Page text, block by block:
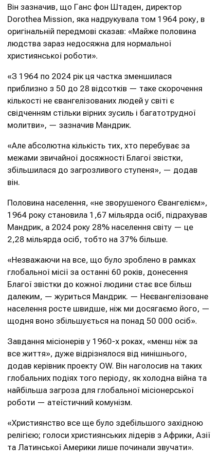
Він зазначив, що Ганс фон Штаден, директор
Dorothea Mission, яка надрукувала том 1964 року, в
оригінальній передмові сказав: «Майже половина
людства зараз недосяжна для нормальної
християнської роботи».
«З 1964 по 2024 рік ця частка зменшилася
приблизно з 50 до 28 відсотків — таке скорочення
кількості не євангелізованих людей у ​​світі є
свідченням стільки вірних зусиль і багатотрудної
молитви», — зазначив Мандрик.
«Але абсолютна кількість тих, хто перебуває за
межами звичайної досяжності Благої звістки,
збільшилася до загрозливого ступеня», — додав
він.
Половина населення, «не зворушеного Євангелієм»,
1964 року становила 1,67 мільярда осіб, підрахував
Мандрик, а 2024 року 28% населення світу — це
2,28 мільярда осіб, тобто на 37% більше.
«Незважаючи на все, що було зроблено в рамках
глобальної місії за останні 60 років, донесення
Благої звістки до кожної людини стає все більш
далеким, — журиться Мандрик. — Неєвангелізоване
населення росте швидше, ніж ми досягаємо його, —
щодня воно збільшується на понад 50 000 осіб».
Завдання місіонерів у 1960-х роках, «менш ніж за
все життя», дуже відрізнялося від нинішнього,
додав керівник проекту OW. Він наголосив на таких
глобальних подіях того періоду, як холодна війна та
найбільша загроза для глобальної місіонерської
роботи — атеїстичний комунізм.
«Християнство все ще було здебільшого західною
релігією; голоси християнських лідерів з Африки, Азії
та Латинської Америки лише починали звучати».